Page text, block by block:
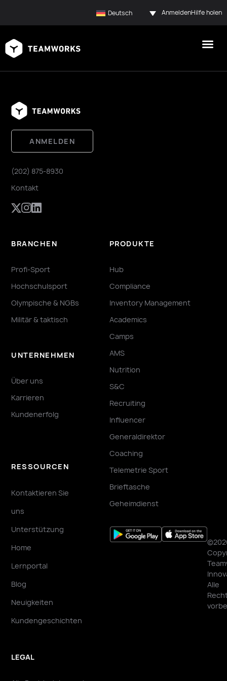
Deutsch AnmeldenHilfe holen
ANMELDEN
(202) 875-8930
Kontakt
BRANCHEN
Profi-Sport
Hochschulsport
Olympische & NGBs
Militär & taktisch
UNTERNEHMEN
Über uns
Karrieren
Kundenerfolg
RESSOURCEN
Kontaktieren Sie
uns
Unterstützung
Home
Lernportal
Blog
Neuigkeiten
Kundengeschichten
LEGAL
PRODUKTE
Hub
Compliance
Inventory Management
Academics
Camps
AMS
Nutrition
S&C
Recruiting
Influencer
Generaldirektor
Coaching
Telemetrie Sport
Brieftasche
Geheimdienst
Alle